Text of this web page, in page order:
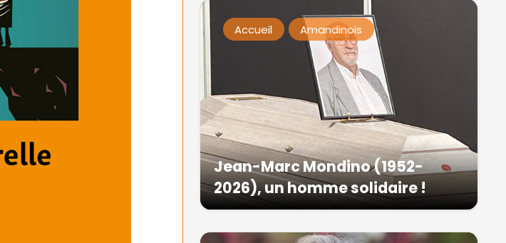
Accueil Amandinois
Jean-Marc Mondino (1952-
2026), un homme solidaire !